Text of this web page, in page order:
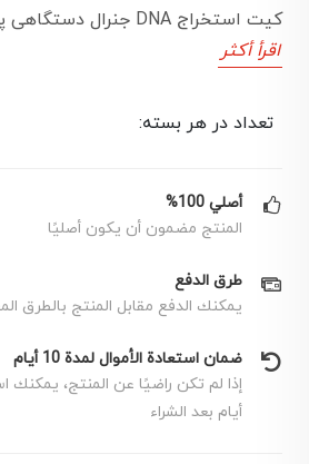
كيت استخراج DNA جنرال دستگاهی پليتی ( 4 تايی )
اقرأ أكثر
تعداد در هر بسته:
أصلي 100%
المنتج مضمون أن يكون أصليًا
طرق الدفع
يمكنك الدفع مقابل المنتج بالطرق
ضمان استعادة الأموال لمدة 10 أيام
إذا لم تكن راضيًا عن المنتج، يمكنك
أيام بعد الشراء